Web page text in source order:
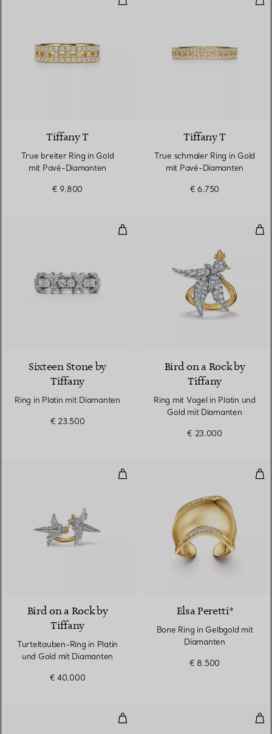
Tiffany T
True breiter Ring in Gold
mit Pavé-Diamanten
€ 9.800
Tiffany T
True schmaler Ring in Gold
mit Pavé-Diamanten
€ 6.750
Ring in Platin mit Diamanten
Sixteen Stone by
Tiffany
Ring in Platin mit Diamanten
€ 23.500
Bird on a Rock by
Tiffany
Ring mit Vogel in Platin und
Gold mit Diamanten
€ 23.000
Turteltauben-Ring in Platin und
Bird on a Rock by
Tiffany
Turteltauben-Ring in Platin
und Gold mit Diamanten
€ 40.000
Elsa Peretti®
Bone Ring in Gelbgold mit
Diamanten
€ 8.500
Zweireihiger Ring in Gelbgold